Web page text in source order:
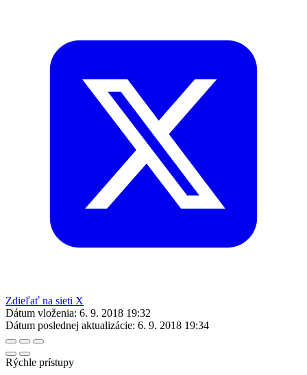
Zdieľať na sieti X
Dátum vloženia: 6. 9. 2018 19:32
Dátum poslednej aktualizácie: 6. 9. 2018 19:34
Rýchle prístupy